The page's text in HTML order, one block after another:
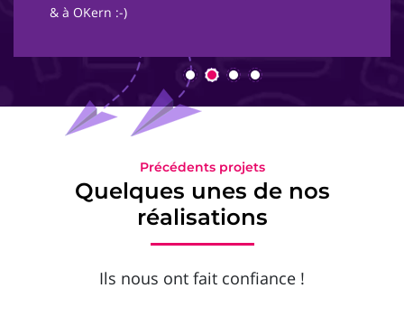
& à OKern :-)
Précédents projets
Quelques unes de nos
réalisations
Ils nous ont fait confiance !